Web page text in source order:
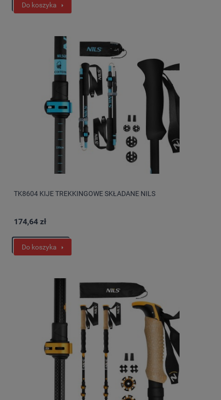
Do koszyka
TK8604 KIJE TREKKINGOWE SKŁADANE NILS
174,64 zł
Do koszyka